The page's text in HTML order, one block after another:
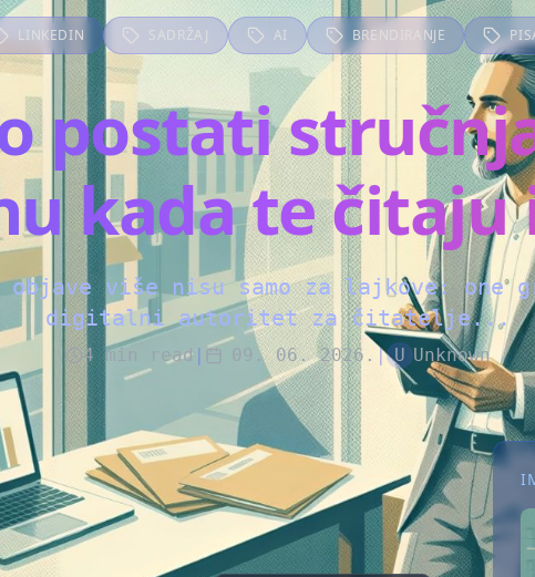
LINKEDIN SADRŽAJ AI BRENDIRANJE
postati
kada te čitaju
objave više nisu samo za lajkove: one
digitalni autoritet za čitatelje...
4min read | 09. 06. 2026. | U Unknown
za kasnije
nisu tu (samo)